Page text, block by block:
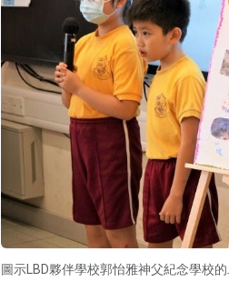
圖示LBD夥伴學校郭怡雅神父紀念學校